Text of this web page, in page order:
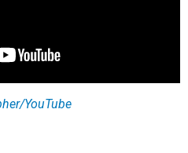
YouTube